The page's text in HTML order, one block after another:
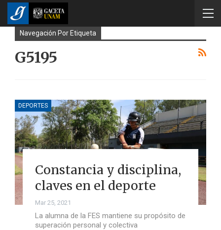
Navegación Por Etiqueta
G5195
DEPORTES
Constancia y disciplina,
claves en el deporte
Mar 25, 2021
La alumna de la FES mantiene su propósito de
superación personal y colectiva